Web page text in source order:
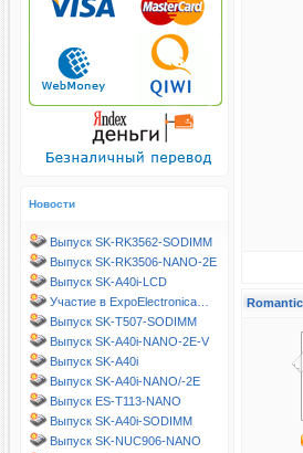
Новости
Выпуск SK-RK3562-SODIMM
Выпуск SK-RK3506-NANO-2E
Выпуск SK-A40i-LCD
Участие в ExpoElectronica…
Выпуск SK-T507-SODIMM
Выпуск SK-A40i-NANO-2E-V
Выпуск SK-A40i
Выпуск SK-A40i-NANO/-2E
Выпуск ES-T113-NANO
Выпуск SK-A40i-SODIMM
Выпуск SK-NUC906-NANO
Romantic